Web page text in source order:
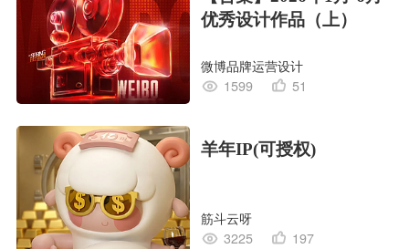
优秀设计作品（上）
微博品牌运营设计
1599
51
羊年IP(可授权)
筋斗云呀
3225
197